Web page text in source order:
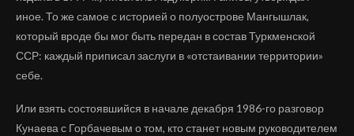
иное. То же самое с историей о полуострове Мангышлак,
который вроде бы мог быть передан в состав Туркменской
ССР: каждый приписал заслуги в «отстаивании территории»
себе.
Или взять состоявшийся в начале декабря 1986-го разговор
Кунаева с Горбачевым о том, кто станет новым руководителем